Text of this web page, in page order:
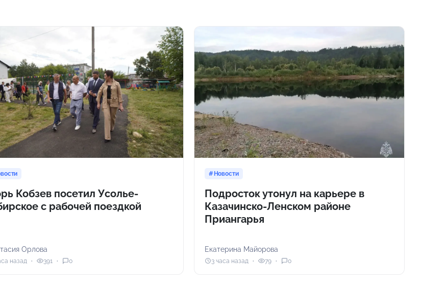
Кобзев посетил Усолье-
с рабочей поездкой
Орлова
назад 391 0
Новости
Подросток утонул на карьере в
Казачинско-Ленском районе
Приангарья
Екатерина Майорова
3 часа назад 79 0